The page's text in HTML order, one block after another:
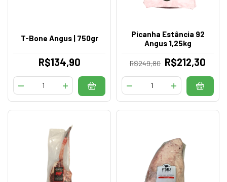
T-Bone Angus | 750gr
R$134,90
Picanha Estância 92
Angus 1,25kg
R$249,80 R$212,30